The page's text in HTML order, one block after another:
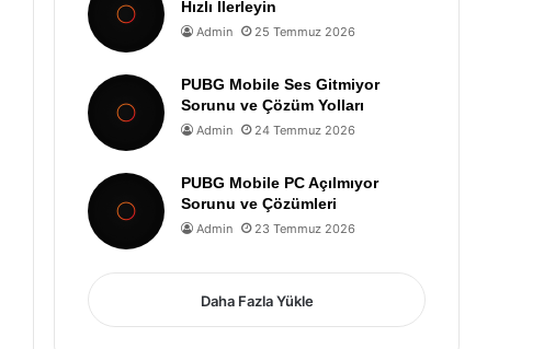
Hızlı İlerleyin
Admin 25 Temmuz 2026
PUBG Mobile Ses Gitmiyor
Sorunu ve Çözüm Yolları
Admin 24 Temmuz 2026
PUBG Mobile PC Açılmıyor
Sorunu ve Çözümleri
Admin 23 Temmuz 2026
Daha Fazla Yükle